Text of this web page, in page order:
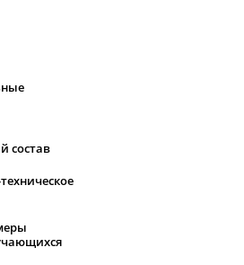
состав